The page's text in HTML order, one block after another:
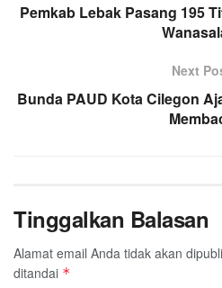
Pemkab Lebak Pasang 195
Next
Bunda PAUD Kota Cilegon
Tinggalkan Balasan
Alamat email Anda tidak akan
ditandai *